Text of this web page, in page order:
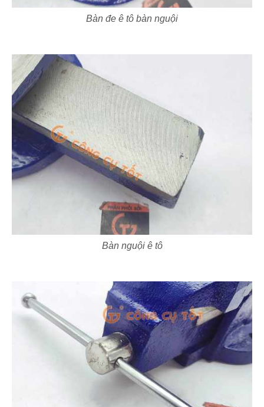
Bàn đe ê tô bàn nguội
Bàn nguội ê tô